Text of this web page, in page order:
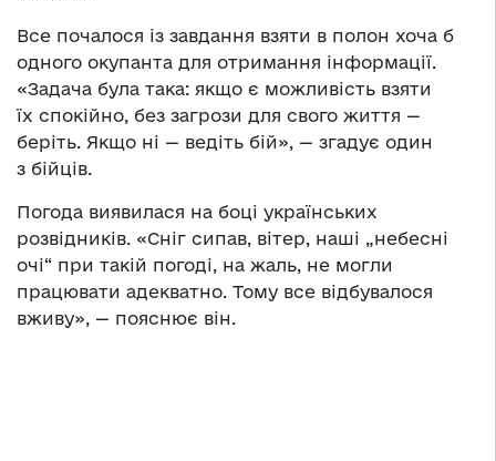
Все почалося із завдання взяти в полон хоча б
одного окупанта для отримання інформації.
«Задача була така: якщо є можливість взяти
їх спокійно, без загрози для свого життя —
беріть. Якщо ні — ведіть бій», — згадує один
з бійців.
Погода виявилася на боці українських
розвідників. «Сніг сипав, вітер, наші „небесні
очі“ при такій погоді, на жаль, не могли
працювати адекватно. Тому все відбувалося
вживу», — пояснює він.